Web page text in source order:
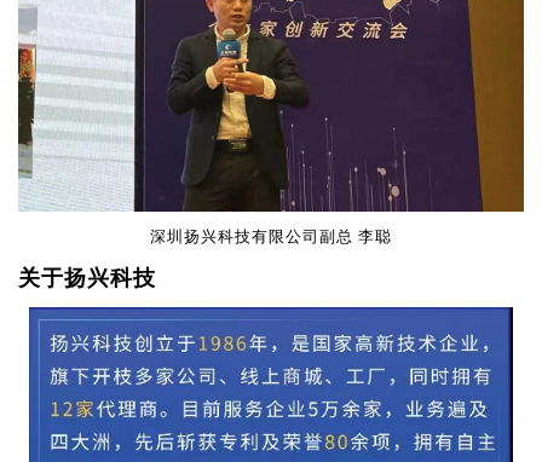
深圳扬兴科技有限公司副总 李聪
关于扬兴科技